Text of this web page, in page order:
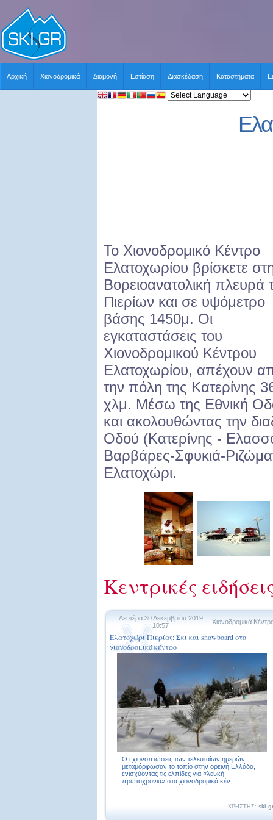
Αρχική Χιονοδρομικά Διαμονή Εστίαση Διασκέδαση Καταστήματα
Το Χιονοδρομικό Κέντρο
Ελατοχωρίου βρίσκετε
Βορειοανατολική πλευρά
Πιερίων και σε υψόμετρο
βάσης 1450μ. Οι
εγκαταστάσεις του
Χιονοδρομικού Κέντρου
Ελατοχωρίου, απέχουν
την πόλη της Κατερίνης
χλμ. Μέσω της Εθνική
και ακολουθώντας την
Οδού (Κατερίνης -
Βαρβάρες-Σφυκιά-
Ελατοχώρι.
Κεντρικές
Δευτέρα 30 Δεκεμβρίου 2019
10:57
Χιονοδρομικά
Ελατοχώρι Πιερίας: Σκι και snowboard στο
χιονοδρομικό κέντρο
Ο ι χιονοπτώσεις των τελευταίων ημερών
μεταμόρφωσαν το τοπίο στην ορεινή Ελλάδα,
ενισχύοντας τις ελπίδες για «λευκή
πρωτοχρονιά» στα χιονοδρομικά κέν...
ΧΡΗΣΤΗΣ: